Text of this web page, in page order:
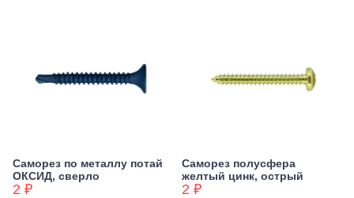
Саморез по металлу потай
ОКСИД, сверло
2 ₽
Саморез полусфера
желтый цинк, острый
2 ₽